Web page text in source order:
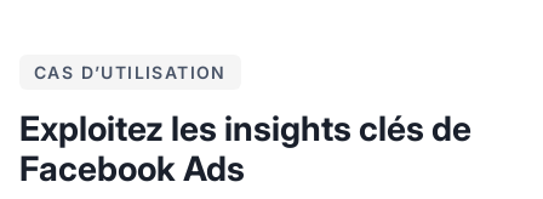
CAS D’UTILISATION
Exploitez les insights clés de
Facebook Ads